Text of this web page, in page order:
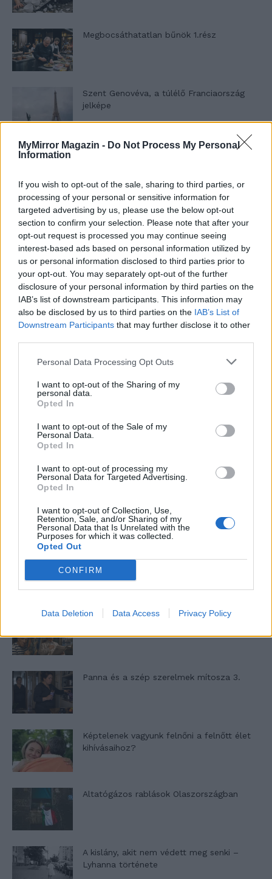
MyMirror Magazin - Do Not Process My Personal
Information
If you wish to opt-out of the sale, sharing to third parties, or
processing of your personal or sensitive information for
targeted advertising by us, please use the below opt-out
section to confirm your selection. Please note that after your
opt-out request is processed you may continue seeing
interest-based ads based on personal information utilized by
us or personal information disclosed to third parties prior to
your opt-out. You may separately opt-out of the further
disclosure of your personal information by third parties on the
IAB’s list of downstream participants. This information may
also be disclosed by us to third parties on the IAB’s List of
Downstream Participants that may further disclose it to other
Personal Data Processing Opt Outs
I want to opt-out of the Sharing of my
personal data.
Opted In
I want to opt-out of the Sale of my
Personal Data.
Opted In
I want to opt-out of processing my
Personal Data for Targeted Advertising.
Opted In
I want to opt-out of Collection, Use,
Retention, Sale, and/or Sharing of my
Personal Data that Is Unrelated with the
Purposes for which it was collected.
Opted Out
CONFIRM
Data Deletion Data Access Privacy Policy
Megbocsáthatatlan bűnök 1.rész
Szent Genovéva, a túlélő Franciaország
jelképe
Minka 12. rész
Minka 11. rész
T. szereti a fiatal lányokat 14. rész
Pedig szóltam… – Miért nem hiszünk a
A legidegesítőbb kifejezések laza
gyűjteménye
A világ legismertebb ruhái
Nyár, nevetés, anekdoták
Panna és a szép szerelmek mítosza 3.
Képtelenek vagyunk felnőni a felnőtt élet
kihívásaihoz?
Altatógázos rablások Olaszországban
A kislány, akit nem védett meg senki –
Lyhanna története